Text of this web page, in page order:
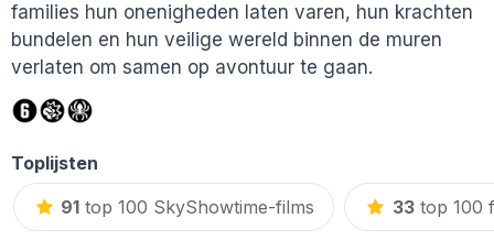
families hun onenigheden laten varen, hun krachten
bundelen en hun veilige wereld binnen de muren
verlaten om samen op avontuur te gaan.
Toplijsten
91 top 100 SkyShowtime-films 33top 100